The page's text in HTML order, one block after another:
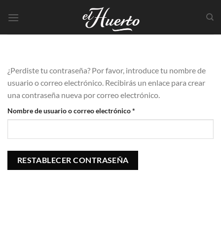
¿Perdiste tu contraseña? Por favor, introduce tu nombre de
usuario o correo electrónico. Recibirás un enlace para crear
una contraseña nueva por correo electrónico.
Nombre de usuario o correo electrónico*
RESTABLECER CONTRASEÑA